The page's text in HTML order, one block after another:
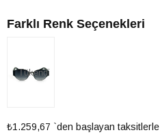
Farklı Renk Seçenekleri
Tükendi
₺1.259,67 `den başlayan taksitlerle